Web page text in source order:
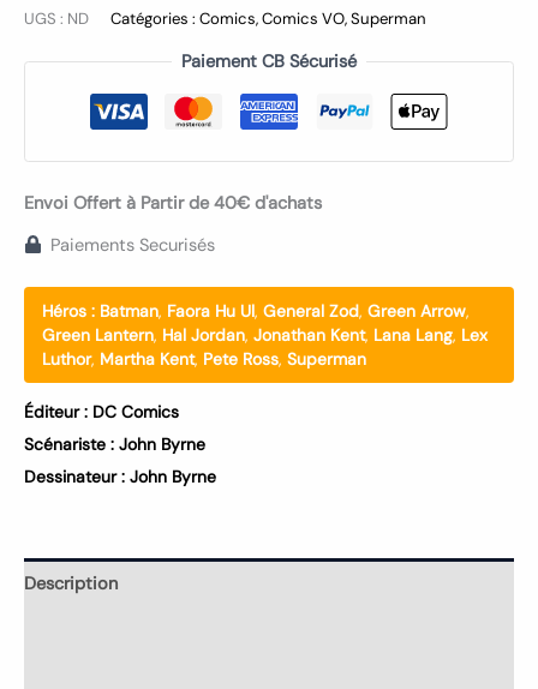
UGS : ND Catégories : Comics,Comics VO,Superman
Paiement CB Sécurisé
Envoi Offert à Partir de 40€ d'achats
Paiements Securisés
Héros : Batman, Faora Hu Ul, General Zod, Green Arrow,
Green Lantern, Hal Jordan, Jonathan Kent, Lana Lang, Lex
Luthor, Martha Kent, Pete Ross, Superman
Éditeur : DC Comics
Scénariste : John Byrne
Dessinateur : John Byrne
Description